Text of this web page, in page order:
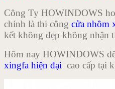
Công Ty HOWINDOWS
chính là thi công cửa nhôm
kết không đẹp không nhận
Hôm nay HOWINDOWS
xingfa hiện đại cao cấp tại